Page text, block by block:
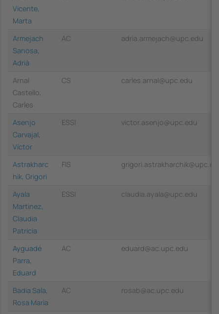
Vicente,
Marta
Armejach
Sanosa,
Adrià
AC adria.armejach@upc.edu
Arnal
Castello,
Carles
CS carles.arnal@upc.edu
Asenjo
Carvajal,
Víctor
ESSI victor.asenjo@upc.edu
Astrakharc
hik, Grigori
FIS
Ayala
Martinez,
Claudia
Patricia
ESSI claudia.ayala@upc.edu
Ayguadé
Parra,
Eduard
AC eduard@ac.upc.edu
Badia Sala,
Rosa Maria
AC rosab@ac.upc.edu